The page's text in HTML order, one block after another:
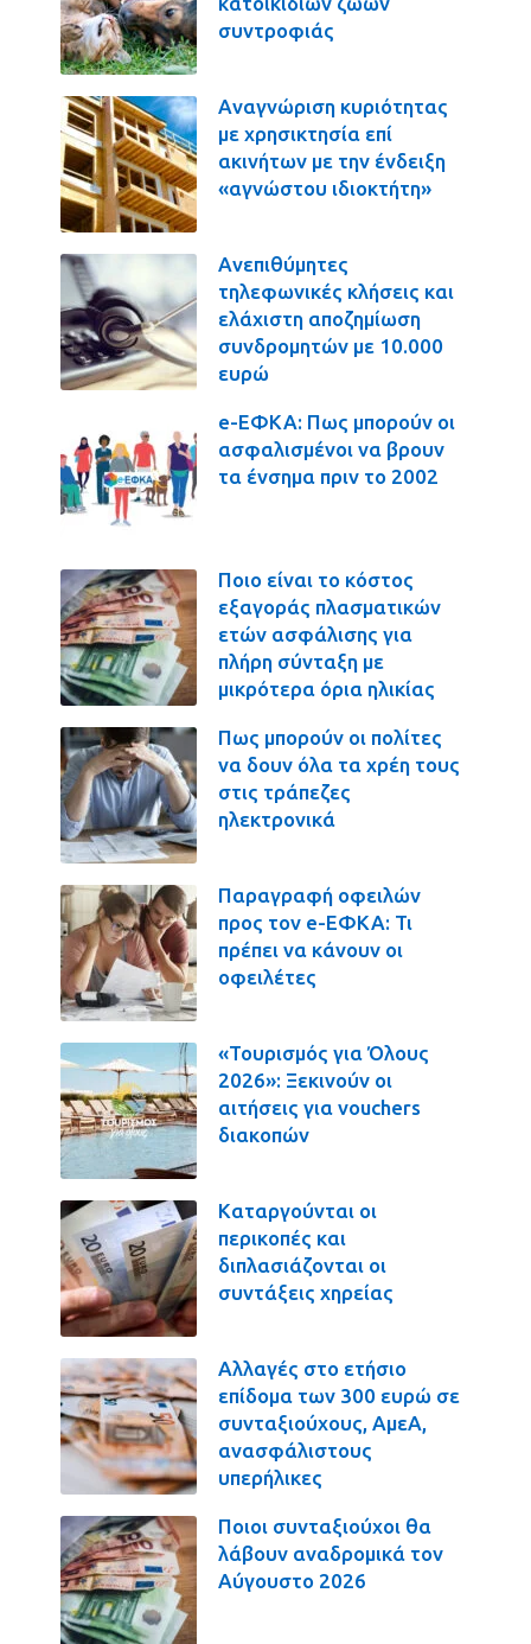
συντροφιάς
Αναγνώριση κυριότητας
με χρησικτησία επί
ακινήτων με την ένδειξη
«αγνώστου ιδιοκτήτη»
Ανεπιθύμητες
τηλεφωνικές κλήσεις και
ελάχιστη αποζημίωση
συνδρομητών με 10.000
ευρώ
e-ΕΦΚΑ: Πως μπορούν οι
ασφαλισμένοι να βρουν
τα ένσημα πριν το 2002
Ποιο είναι το κόστος
εξαγοράς πλασματικών
ετών ασφάλισης για
πλήρη σύνταξη με
μικρότερα όρια ηλικίας
Πως μπορούν οι πολίτες
να δουν όλα τα χρέη τους
στις τράπεζες
ηλεκτρονικά
Παραγραφή οφειλών
προς τον e-ΕΦΚΑ: Τι
πρέπει να κάνουν οι
οφειλέτες
«Τουρισμός για Όλους
2026»: Ξεκινούν οι
αιτήσεις για vouchers
διακοπών
Καταργούνται οι
περικοπές και
διπλασιάζονται οι
συντάξεις χηρείας
Αλλαγές στο ετήσιο
επίδομα των 300 ευρώ σε
συνταξιούχους, ΑμεΑ,
ανασφάλιστους
υπερήλικες
Ποιοι συνταξιούχοι θα
λάβουν αναδρομικά τον
Αύγουστο 2026